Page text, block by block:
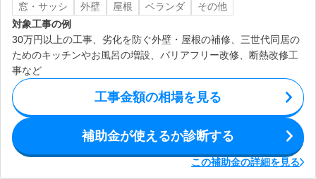
窓・サッシ
外壁 屋根 ベランダ
その他
対象工事の例
30万円以上の工事、劣化を防ぐ外壁・屋根の補修、三世代同居の
ためのキッチンやお風呂の増設、バリアフリー改修、断熱改修工
事など
工事金額の相場を見る
補助金が使えるか診断する
この補助金の詳細を見る